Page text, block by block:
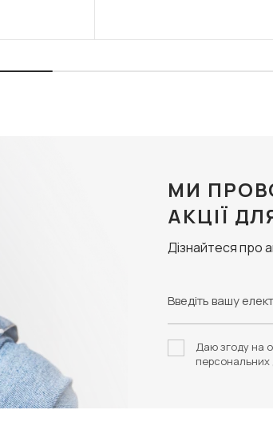
МИ
АКЦІЇ
Дізнайтеся про
Даю згоду на